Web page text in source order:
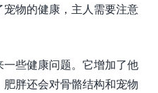
物的健康，主人需要注意
些健康问题。它增加了他
胖还会对骨骼结构和宠物